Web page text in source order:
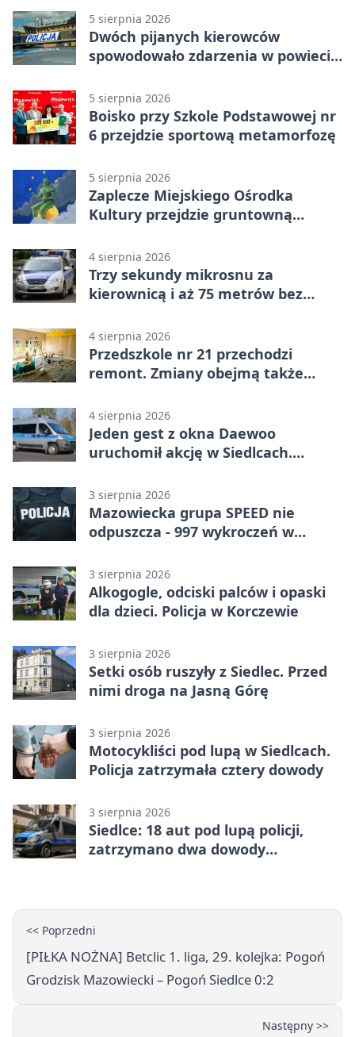
5 sierpnia 2026
Dwóch pijanych kierowców
spowodowało zdarzenia w powiecie
5 sierpnia 2026
Boisko przy Szkole Podstawowej nr
6 przejdzie sportową metamorfozę
5 sierpnia 2026
Zaplecze Miejskiego Ośrodka
Kultury przejdzie gruntowną
4 sierpnia 2026
Trzy sekundy mikrosnu za
kierownicą i aż 75 metrów bez
4 sierpnia 2026
Przedszkole nr 21 przechodzi
remont. Zmiany obejmą także
4 sierpnia 2026
Jeden gest z okna Daewoo
uruchomił akcję w Siedlcach.
3 sierpnia 2026
Mazowiecka grupa SPEED nie
odpuszcza - 997 wykroczeń w
3 sierpnia 2026
Alkogogle, odciski palców i opaski
dla dzieci. Policja w Korczewie
3 sierpnia 2026
Setki osób ruszyły z Siedlec. Przed
nimi droga na Jasną Górę
3 sierpnia 2026
Motocykliści pod lupą w Siedlcach.
Policja zatrzymała cztery dowody
3 sierpnia 2026
Siedlce: 18 aut pod lupą policji,
zatrzymano dwa dowody
<< Poprzedni
[PIŁKA NOŻNA] Betclic 1. liga, 29. kolejka: Pogoń
Grodzisk Mazowiecki – Pogoń Siedlce 0:2
Następny >>